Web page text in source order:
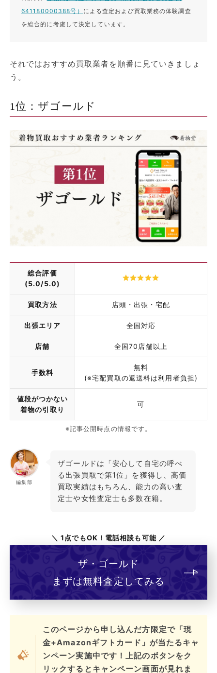
641180000388号） による査定および買取業務の体験調査
を総合的に考慮して決定しています。
それではおすすめ買取業者を順番に見ていきましょ
う。
1位：ザゴールド
総合評価
(5.0/5.0)
買取方法 店頭・出張・宅配
出張エリア 全国対応
店舗 全国70店舗以上
手数料
無料
(※宅配買取の返送料は利用者負担)
値段がつかない
着物の引取り
可
※記事公開時点の情報です。
編集部
ザゴールドは「安心して自宅の呼べ
る出張買取で第1位」を獲得し、高価
買取実績はもちろん、能力の高い査
定士や女性査定士も多数在籍。
＼ 1点でもOK！電話相談も可能 ／
ザ・ゴールド
まずは無料査定してみる
このページから申し込んだ方限定で「現
金+Amazonギフトカード」が当たるキャ
ンペーン実施中です！上記のボタンをク
リックするとキャンペーン画面が見れま